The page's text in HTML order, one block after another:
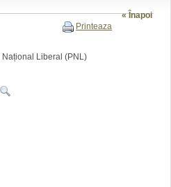
« Înapoi
Printeaza
Liberal (PNL)